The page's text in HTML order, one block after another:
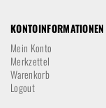
KONTOINFORMATIONEN
Mein Konto
Merkzettel
Warenkorb
Logout